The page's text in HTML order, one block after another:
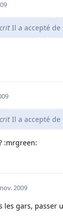
Il a accepté
Il a accepté
:mrgreen:
2009
les gars, passer